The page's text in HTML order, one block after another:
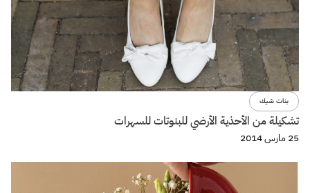
بنات شيك
تشكيلة من الأحذية الأرضي للبنوتات للسهرات
25 مارس 2014